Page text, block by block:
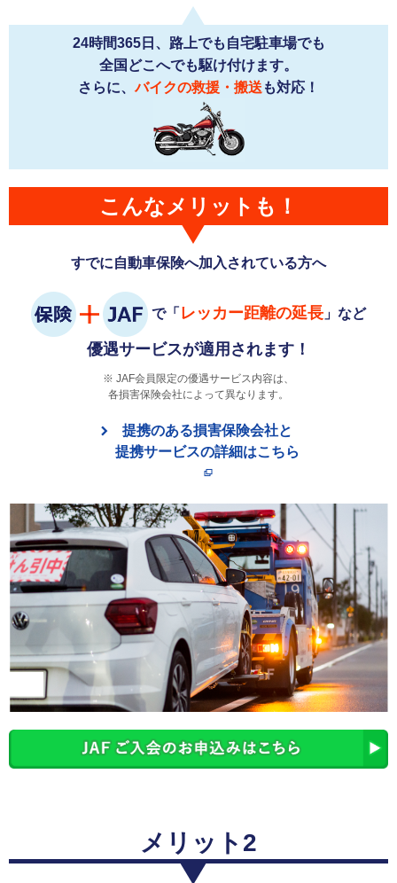
24時間365日、路上でも自宅駐車場でも
全国どこへでも駆け付けます。
さらに、バイクの救援・搬送 も対応！
こんなメリットも！
すでに自動車保険へ加入されている方へ
で「 レッカー距離の延長 」など
優遇サービスが適用されます！
JAF会員限定の優遇サービス内容は、
各損害保険会社によって異なります。
提携のある損害保険会社と
提携サービスの詳細はこちら
メリット2